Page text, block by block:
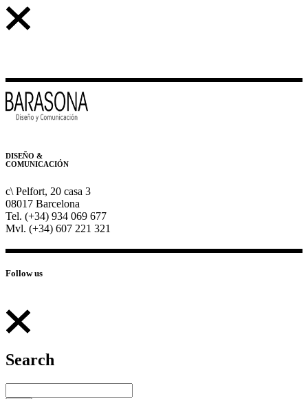
DISEÑO &
COMUNICACIÓN
c\ Pelfort, 20 casa 3
08017 Barcelona
Tel. (+34) 934 069 677
Mvl. (+34) 607 221 321
Follow us
Search